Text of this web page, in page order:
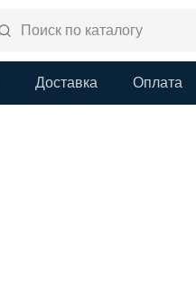
Доставка Оплата